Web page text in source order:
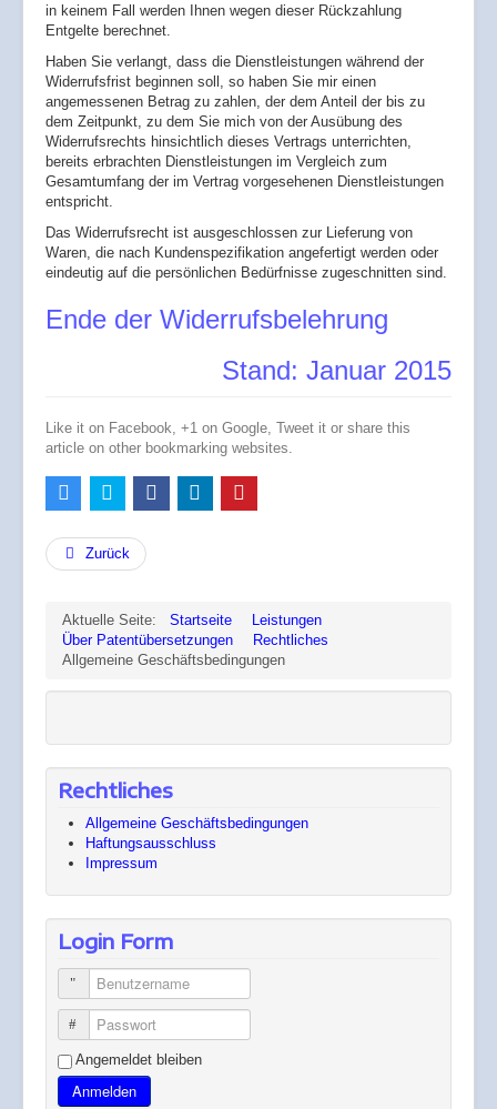
in keinem Fall werden Ihnen wegen dieser Rückzahlung
Entgelte berechnet.
Haben Sie verlangt, dass die Dienstleistungen während der
Widerrufsfrist beginnen soll, so haben Sie mir einen
angemessenen Betrag zu zahlen, der dem Anteil der bis zu
dem Zeitpunkt, zu dem Sie mich von der Ausübung des
Widerrufsrechts hinsichtlich dieses Vertrags unterrichten,
bereits erbrachten Dienstleistungen im Vergleich zum
Gesamtumfang der im Vertrag vorgesehenen Dienstleistungen
entspricht.
Das Widerrufsrecht ist ausgeschlossen zur Lieferung von
Waren, die nach Kundenspezifikation angefertigt werden oder
eindeutig auf die persönlichen Bedürfnisse zugeschnitten sind.
Ende der Widerrufsbelehrung
Stand: Januar 2015
Like it on Facebook, +1 on Google, Tweet it or share this
article on other bookmarking websites.
Zurück
Aktuelle Seite: Startseite
Leistungen
Über Patentübersetzungen
Rechtliches
Allgemeine Geschäftsbedingungen
Rechtliches
Allgemeine Geschäftsbedingungen
Haftungsausschluss
Impressum
Login Form
Benutzername
Passwort
Angemeldet bleiben
Anmelden